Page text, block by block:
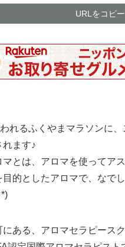
URLをコピ
れるふくやまマラソンに、
れます♪
マとは、アロマを使ってア
目的としたアロマで、なで
ある、アロマセラピース